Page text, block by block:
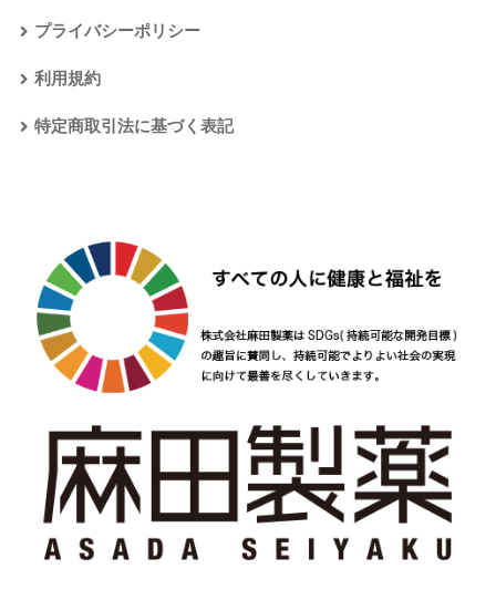
プライバシーポリシー
利用規約
特定商取引法に基づく表記